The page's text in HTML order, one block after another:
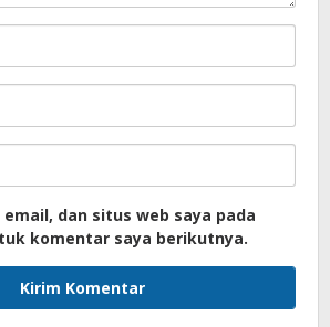
email, dan situs web saya pada
komentar saya berikutnya.